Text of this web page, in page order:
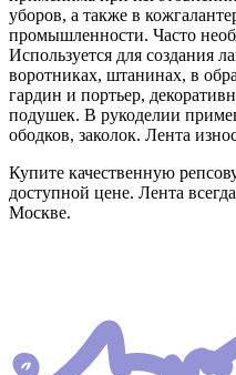
уборов, а также в
промышленности. Часто
Используется для создания
воротниках, штанинах, в
гардин и портьер,
подушек. В рукоделии
ободков, заколок. Лента
Купите качественную
доступной цене. Лента
Москве.